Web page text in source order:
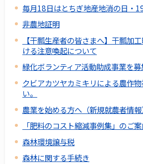
毎月18日はとちぎ地産地消の日・
非農地証明
【干瓢生産者の皆さまへ】干瓢加
ける注意喚起について
緑化ボランティア活動助成事業を
クビアカツヤカミキリによる農作
い。
農業を始める方へ（新規就農者情報
「肥料のコスト縮減事例集」のご
森林環境譲与税
森林に関する手続き